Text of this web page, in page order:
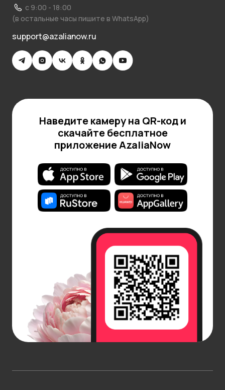
с 9:00 - 18:00
(в остальные часы пишите в WhatsApp)
support@azalianow.ru
Наведите камеру на QR-код и
скачайте бесплатное
приложение AzaliaNow